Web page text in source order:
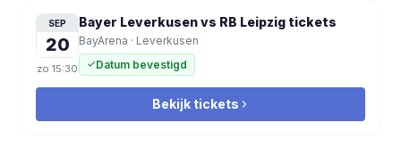
SEP
20
zo 15:30
Bayer Leverkusen vs RB Leipzig tickets
BayArena · Leverkusen
Datum bevestigd
Bekijk tickets